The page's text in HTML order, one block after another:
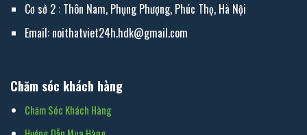
Cơ sở 2 : Thôn Nam, Phụng Phượng, Phúc Thọ, Hà Nội
Email: noithatviet24h.hdk@gmail.com
Chăm sóc khách hàng
Chăm Sóc Khách Hàng